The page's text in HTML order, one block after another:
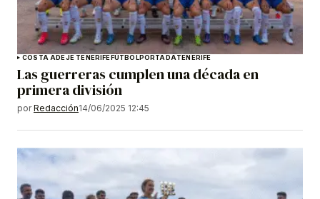
COSTA ADEJE TENERIFEFÚTBOLPORTADATENERIFE
Las guerreras cumplen una década en
primera división
por Redacción14/06/2025 12:45